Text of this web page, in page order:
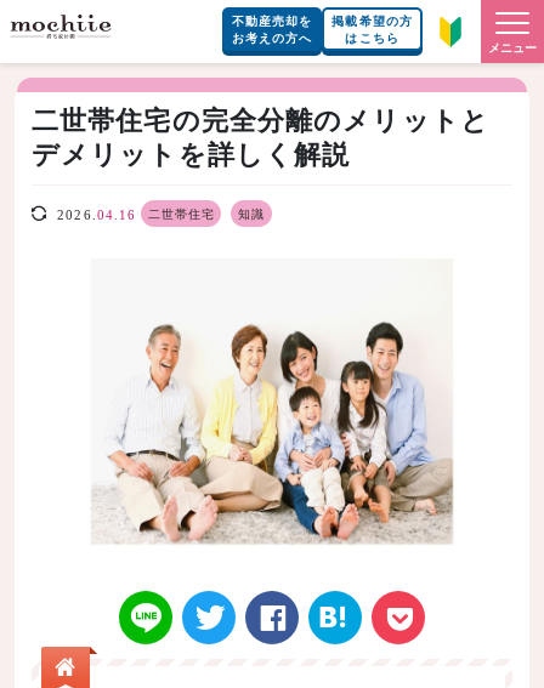
不動産売却を
お考えの方へ
掲載希望の方
はこちら
メニュー
二世帯住宅の完全分離のメリットと
デメリットを詳しく解説
2026. 04.16 二世帯住宅 知識